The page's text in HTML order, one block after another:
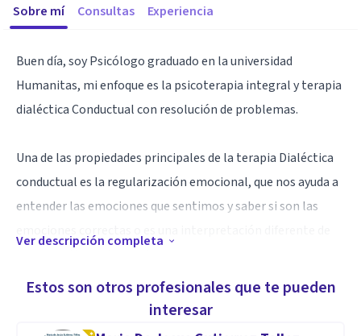
Sobre mí Consultas Experiencia
Buen día, soy Psicólogo graduado en la universidad
Humanitas, mi enfoque es la psicoterapia integral y terapia
dialéctica Conductual con resolución de problemas.
Una de las propiedades principales de la terapia Dialéctica
conductual es la regularización emocional, que nos ayuda a
entender las emociones que sentimos y saber si son las
Si ya has probado varias terapias y aún no encuentras una en
la que realmente te sientas cómodo y en la que sientas que
Ver descripción completa
Estos son otros profesionales que te pueden
interesar